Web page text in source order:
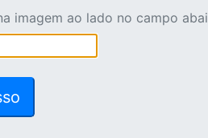
imagem ao lado no campo